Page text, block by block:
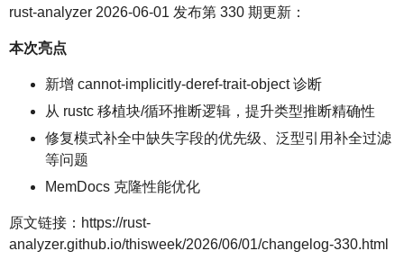
rust-analyzer 2026-06-01 发布第 330 期更新：
本次亮点
新增 cannot-implicitly-deref-trait-object 诊断
从 rustc 移植块/循环推断逻辑，提升类型推断精确性
修复模式补全中缺失字段的优先级、泛型引用补全过滤
等问题
MemDocs 克隆性能优化
原文链接：https://rust-
analyzer.github.io/thisweek/2026/06/01/changelog-330.html